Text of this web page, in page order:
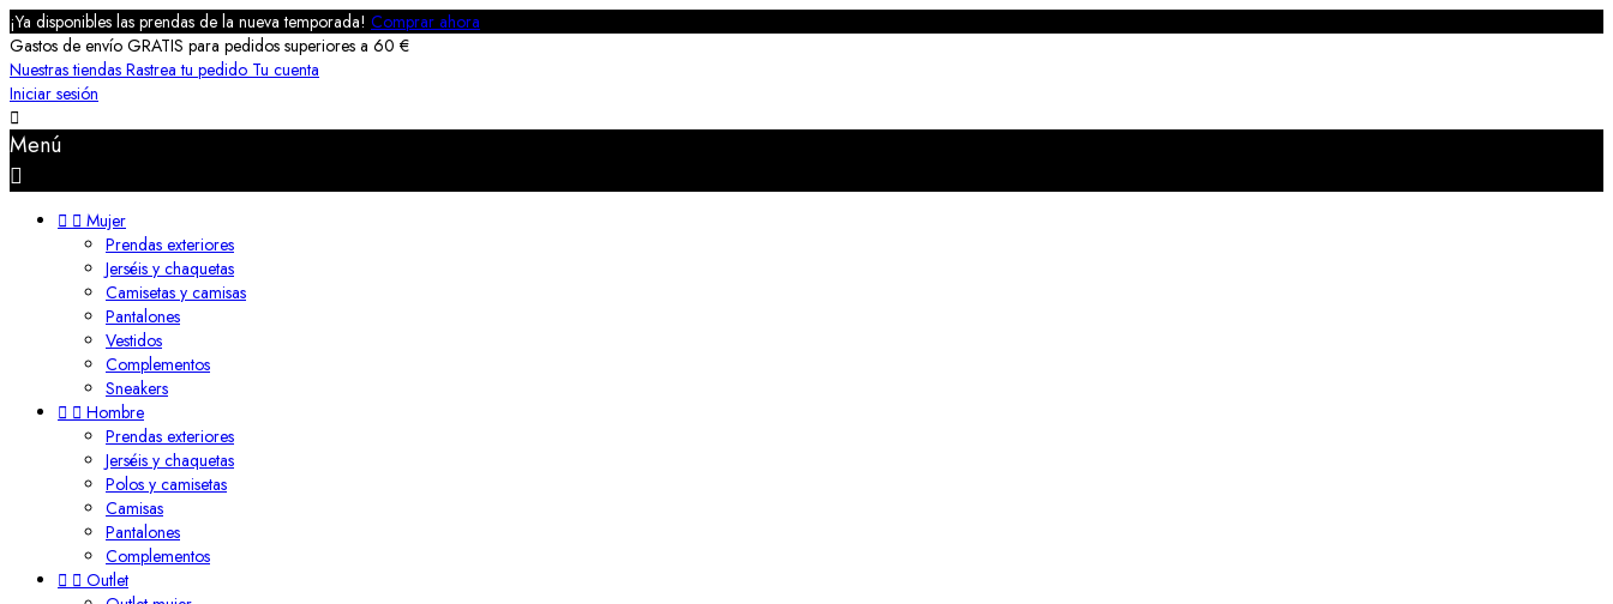
¡Ya disponibles las prendas de la nueva temporada! Comprar ahora
Gastos de envío GRATIS para pedidos superiores a 60 €
Nuestras tiendas Rastrea tu pedido Tu cuenta
Iniciar sesión

Menú

  Mujer
Prendas exteriores
Jerséis y chaquetas
Camisetas y camisas
Pantalones
Vestidos
Complementos
Sneakers
  Hombre
Prendas exteriores
Jerséis y chaquetas
Polos y camisetas
Camisas
Pantalones
Complementos
  Outlet